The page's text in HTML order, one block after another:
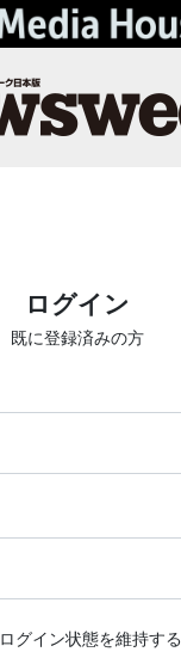
ログイン
既に登録済みの方
ログイン状態を維持する